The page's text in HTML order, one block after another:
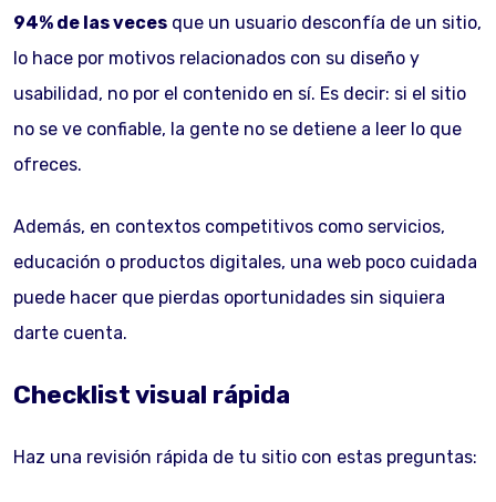
94% de las veces que un usuario desconfía de un sitio,
lo hace por motivos relacionados con su diseño y
usabilidad, no por el contenido en sí. Es decir: si el sitio
no se ve confiable, la gente no se detiene a leer lo que
ofreces.
Además, en contextos competitivos como servicios,
educación o productos digitales, una web poco cuidada
puede hacer que pierdas oportunidades sin siquiera
darte cuenta.
Checklist visual rápida
Haz una revisión rápida de tu sitio con estas preguntas: